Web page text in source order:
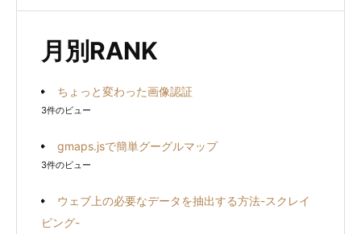
月別RANK
ちょっと変わった画像認証
3件のビュー
gmaps.jsで簡単グーグルマップ
3件のビュー
ウェブ上の必要なデータを抽出する方法-スクレイ
ピング-